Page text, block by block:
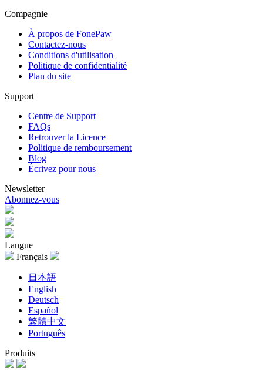
Compagnie
À propos de FonePaw
Contactez-nous
Conditions d'utilisation
Politique de confidentialité
Plan du site
Support
Centre de Support
FAQs
Retrouver la Licence
Politique de remboursement
Blog
Écrivez pour nous
Newsletter
Abonnez-vous
Langue
Français
日本語
English
Deutsch
Español
繁體中文
Português
Produits